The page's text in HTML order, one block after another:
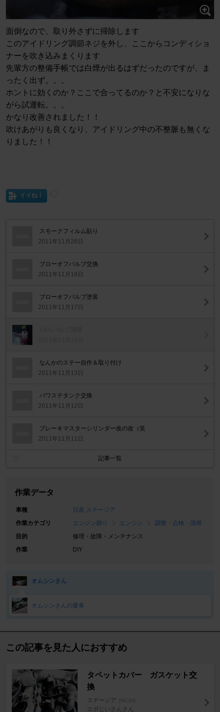
面倒なので、取り外さずに掃除します
このアイドリング調節ネジを外し、ここからコンディショ
ナーを吹き込みまくります
先輩方の整備手帳では白煙が出るはずだったのですが、ま
ったく出ず。。。
ホントに効くのか？ここで合ってるのか？と不安になりな
がら試運転。。。
かなり改善されました！！
吹けあがりも良くなり、アイドリング中の不整脈も無くな
りました！！
イイね！
スモークフィルム貼り
2011年11月26日
ブローオフバルブ交換
2011年11月18日
ブローオフバルブ塗装
2011年11月17日
なんかのステー自作＆取り付け
2011年11月13日
パワステタンク交換
2011年11月12日
ブレーキマスターシリンダー改の改（笑
2011年11月11日
記事一覧
作業データ
車種
日産 ステージア
作業カテゴリ
エンジン廻り エンジン
調整・点検・清掃
目的
修理・故障・メンテナンス
作業
DIY
オムシンさん
オムシンさんの愛車
この記事を見た人におすすめ
タペットカバー ガスケット交
換
ステージア [WC34]
エボじいさんさん